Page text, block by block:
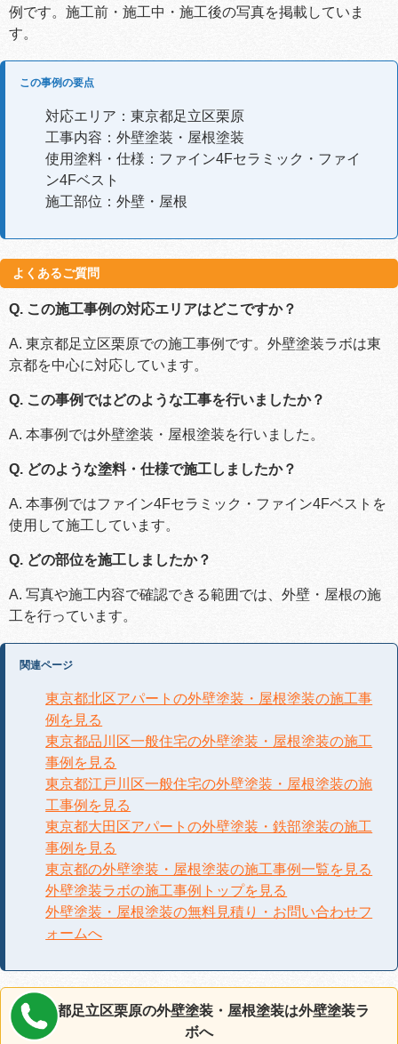
例です。施工前・施工中・施工後の写真を掲載していま
す。
この事例の要点
対応エリア：東京都足立区栗原
工事内容：外壁塗装・屋根塗装
使用塗料・仕様：ファイン4Fセラミック・ファイ
ン4Fベスト
施工部位：外壁・屋根
よくあるご質問
Q. この施工事例の対応エリアはどこですか？
A. 東京都足立区栗原での施工事例です。外壁塗装ラボは東
京都を中心に対応しています。
Q. この事例ではどのような工事を行いましたか？
A. 本事例では外壁塗装・屋根塗装を行いました。
Q. どのような塗料・仕様で施工しましたか？
A. 本事例ではファイン4Fセラミック・ファイン4Fベストを
使用して施工しています。
Q. どの部位を施工しましたか？
A. 写真や施工内容で確認できる範囲では、外壁・屋根の施
工を行っています。
関連ページ
東京都北区アパートの外壁塗装・屋根塗装の施工事
例を見る
東京都品川区一般住宅の外壁塗装・屋根塗装の施工
事例を見る
東京都江戸川区一般住宅の外壁塗装・屋根塗装の施
工事例を見る
東京都大田区アパートの外壁塗装・鉄部塗装の施工
事例を見る
東京都の外壁塗装・屋根塗装の施工事例一覧を見る
外壁塗装ラボの施工事例トップを見る
外壁塗装・屋根塗装の無料見積り・お問い合わせフ
ォームへ
東京都足立区栗原の外壁塗装・屋根塗装は外壁塗装ラ
ボへ